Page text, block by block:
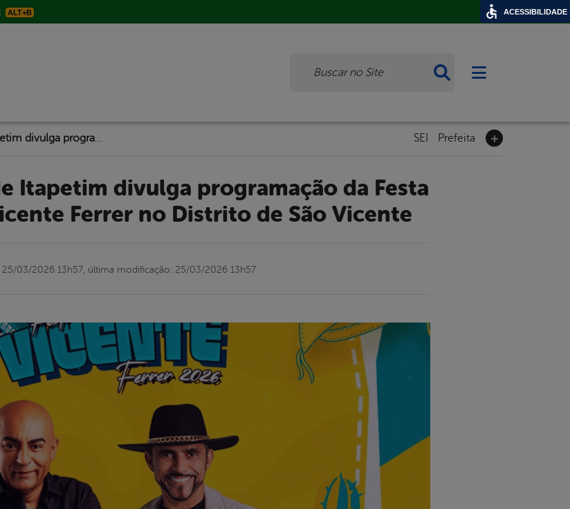
ALT+B
Abrir menu
Governo Municipal de Itapetim divulga programação da Festa do Padroeiro São Vicente Ferrer no Distrito de São Vicente SEI Prefeita
Ferrer no Distrito de São Vicente
25/03/2026 13h57, última modificação: 25/03/2026 13h57
ACESSIBILIDADE